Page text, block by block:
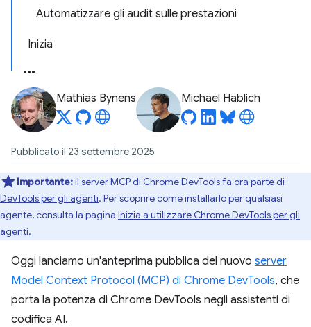
Automatizzare gli audit sulle prestazioni
Inizia
Mathias Bynens Michael Hablich
Pubblicato il 23 settembre 2025
Importante:il server MCP di Chrome DevTools fa ora parte di
DevTools per gli agenti. Per scoprire come installarlo per qualsiasi
agente, consulta la pagina Inizia a utilizzare Chrome DevTools per gli
agenti.
Oggi lanciamo un'anteprima pubblica del nuovo server
Model Context Protocol (MCP) di Chrome DevTools, che
porta la potenza di Chrome DevTools negli assistenti di
codifica AI.